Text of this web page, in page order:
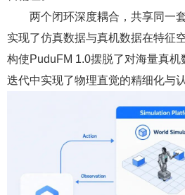
两个闭环深度耦合，共享同一
实现了仿真数据与真机数据在特征
构使PuduFM 1.0摆脱了对海量真
迭代中实现了物理直觉的精细化与